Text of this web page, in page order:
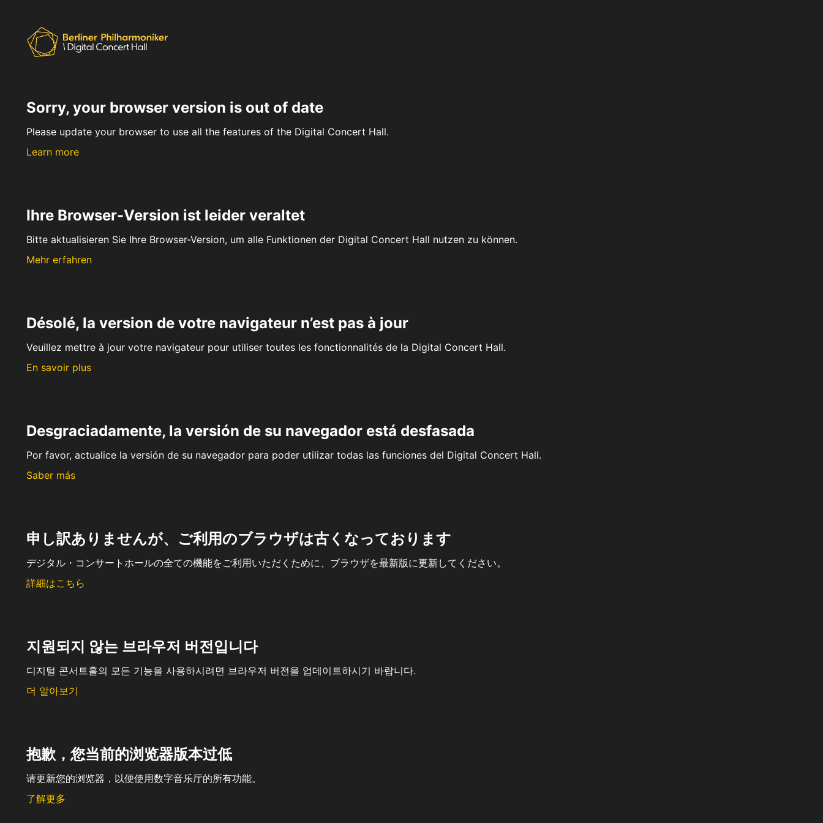
Sorry, your browser version is out of date
Please update your browser to use all the features of the Digital Concert Hall.
Learn more
Ihre Browser-Version ist leider veraltet
Bitte aktualisieren Sie Ihre Browser-Version, um alle Funktionen der Digital Concert Hall nutzen zu können.
Mehr erfahren
Désolé, la version de votre navigateur n’est pas à jour
Veuillez mettre à jour votre navigateur pour utiliser toutes les fonctionnalités de la Digital Concert Hall.
En savoir plus
Desgraciadamente, la versión de su navegador está desfasada
Por favor, actualice la versión de su navegador para poder utilizar todas las funciones del Digital Concert Hall.
Saber más
申し訳ありませんが、ご利用のブラウザは古くなっております
デジタル・コンサートホールの全ての機能をご利用いただくために、ブラウザを最新版に更新してください。
詳細はこちら
지원되지 않는 브라우저 버전입니다
디지털 콘서트홀의 모든 기능을 사용하시려면 브라우저 버전을 업데이트하시기 바랍니다.
더 알아보기
抱歉，您当前的浏览器版本过低
请更新您的浏览器，以便使用数字音乐厅的所有功能。
了解更多